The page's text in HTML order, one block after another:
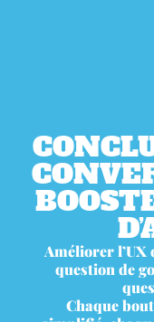
Améliorer l’UX
question de
Chaque